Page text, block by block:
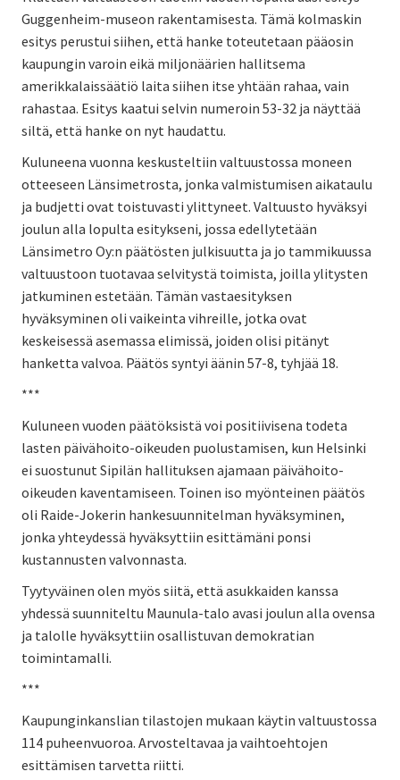
Guggenheim-museon rakentamisesta. Tämä kolmaskin
esitys perustui siihen, että hanke toteutetaan pääosin
kaupungin varoin eikä miljonäärien hallitsema
amerikkalaissäätiö laita siihen itse yhtään rahaa, vain
rahastaa. Esitys kaatui selvin numeroin 53-32 ja näyttää
siltä, että hanke on nyt haudattu.
Kuluneena vuonna keskusteltiin valtuustossa moneen
otteeseen Länsimetrosta, jonka valmistumisen aikataulu
ja budjetti ovat toistuvasti ylittyneet. Valtuusto hyväksyi
joulun alla lopulta esitykseni, jossa edellytetään
Länsimetro Oy:n päätösten julkisuutta ja jo tammikuussa
valtuustoon tuotavaa selvitystä toimista, joilla ylitysten
jatkuminen estetään. Tämän vastaesityksen
hyväksyminen oli vaikeinta vihreille, jotka ovat
keskeisessä asemassa elimissä, joiden olisi pitänyt
hanketta valvoa. Päätös syntyi äänin 57-8, tyhjää 18.
***
Kuluneen vuoden päätöksistä voi positiivisena todeta
lasten päivähoito-oikeuden puolustamisen, kun Helsinki
ei suostunut Sipilän hallituksen ajamaan päivähoito-
oikeuden kaventamiseen. Toinen iso myönteinen päätös
oli Raide-Jokerin hankesuunnitelman hyväksyminen,
jonka yhteydessä hyväksyttiin esittämäni ponsi
kustannusten valvonnasta.
Tyytyväinen olen myös siitä, että asukkaiden kanssa
yhdessä suunniteltu Maunula-talo avasi joulun alla ovensa
ja talolle hyväksyttiin osallistuvan demokratian
toimintamalli.
***
Kaupunginkanslian tilastojen mukaan käytin valtuustossa
114 puheenvuoroa. Arvosteltavaa ja vaihtoehtojen
esittämisen tarvetta riitti.